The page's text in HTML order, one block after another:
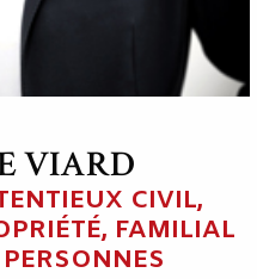
VIARD
CIVIL,
FAMILIAL